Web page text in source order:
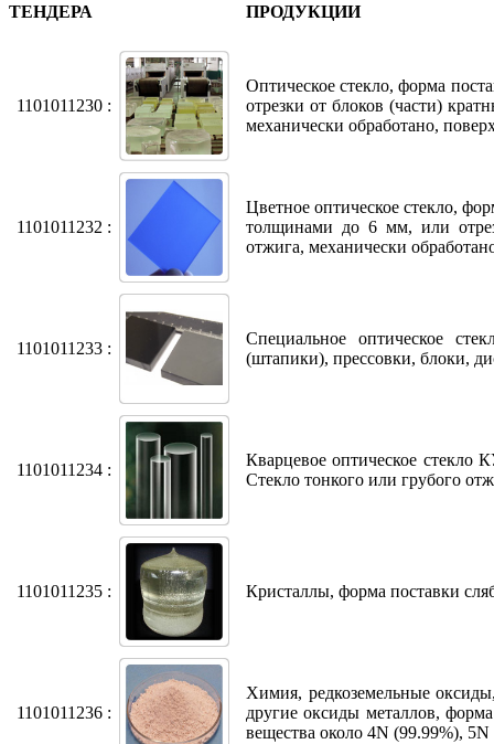
ТЕНДЕРА ПРОДУКЦИИ
1101011230 :
Оптическое стекло, форма
отрезки от блоков (части)
механически обработано,
1101011232 :
Цветное оптическое стекло,
толщинами до 6 мм, или
отжига, механически
1101011233 :
Специальное оптическое
(штапики), прессовки, блоки,
1101011234 :
Кварцевое оптическое
Стекло тонкого или грубого
1101011235 : Кристаллы, форма поставки
1101011236 :
Химия, редкоземельные
другие оксиды металлов,
вещества около 4N (99.99%),